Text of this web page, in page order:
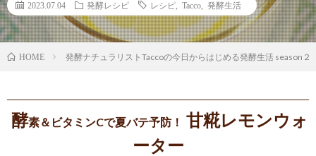
2023.07.04 発酵レシピ レシピ Tacco 発酵生活
HOME 発酵ナチュラリストTaccoの今日からはじめる発酵生活 season２
酵素＆ビタミンCで夏バテ予防！ 甘糀レモンウォ
ーター